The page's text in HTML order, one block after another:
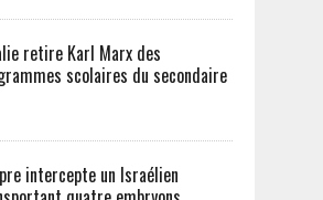
retire Karl Marx des
scolaires du secondaire
intercepte un Israélien